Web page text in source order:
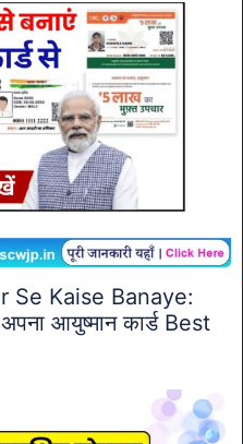
Se Kaise Banaye:
आयुष्मान कार्ड Best